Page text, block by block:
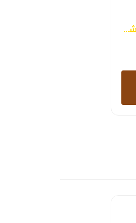
باشن بيبي زيت شعر